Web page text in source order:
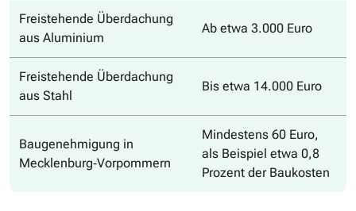
Freistehende Überdachung
aus Aluminium
Ab etwa 3.000 Euro
Freistehende Überdachung
aus Stahl
Bis etwa 14.000 Euro
Baugenehmigung in
Mecklenburg‑Vorpommern
Mindestens 60 Euro,
als Beispiel etwa 0,8
Prozent der Baukosten